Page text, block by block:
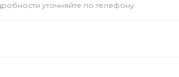
уточняйте по телефону.